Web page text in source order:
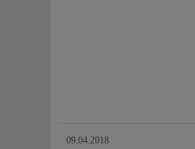
09.04.2018